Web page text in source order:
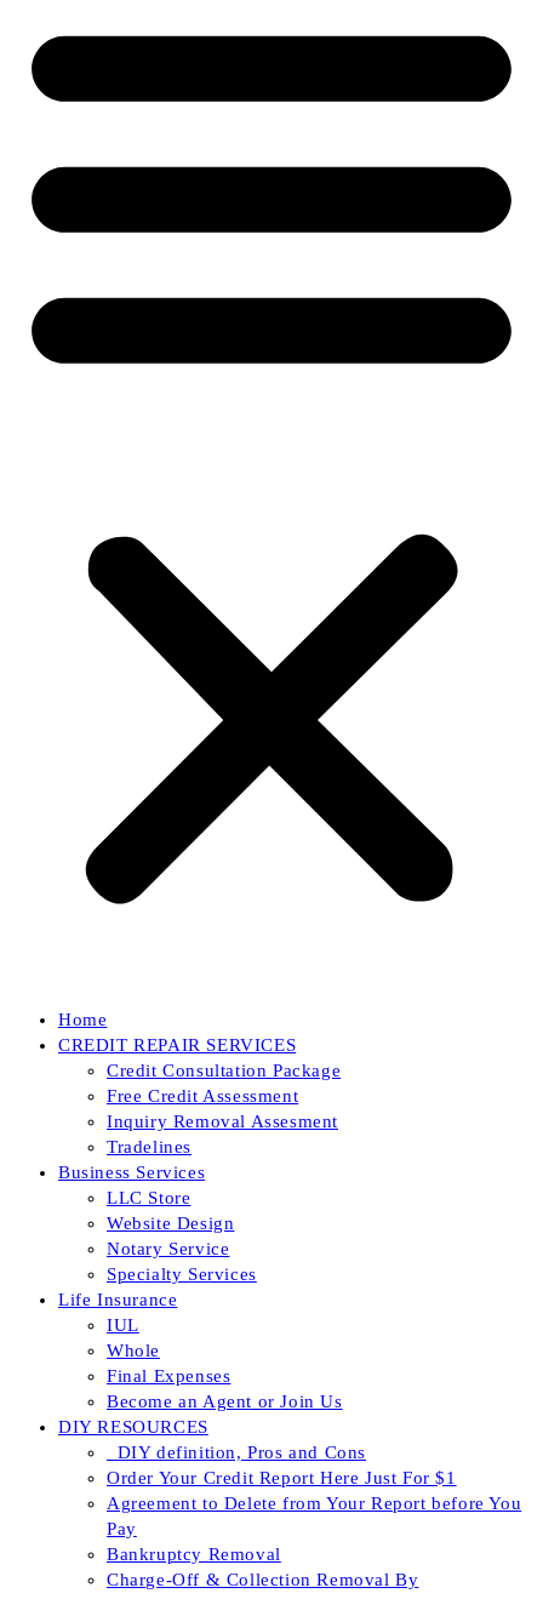
Home
CREDIT REPAIR SERVICES
Credit Consultation Package
Free Credit Assessment
Inquiry Removal Assesment
Tradelines
Business Services
LLC Store
Website Design
Notary Service
Specialty Services
Life Insurance
IUL
Whole
Final Expenses
Become an Agent or Join Us
DIY RESOURCES
_DIY definition, Pros and Cons
Order Your Credit Report Here Just For $1
Agreement to Delete from Your Report before You
Pay
Bankruptcy Removal
Charge-Off & Collection Removal By